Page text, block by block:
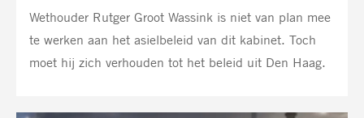
Wethouder Rutger Groot Wassink is niet van plan mee
te werken aan het asielbeleid van dit kabinet. Toch
moet hij zich verhouden tot het beleid uit Den Haag.